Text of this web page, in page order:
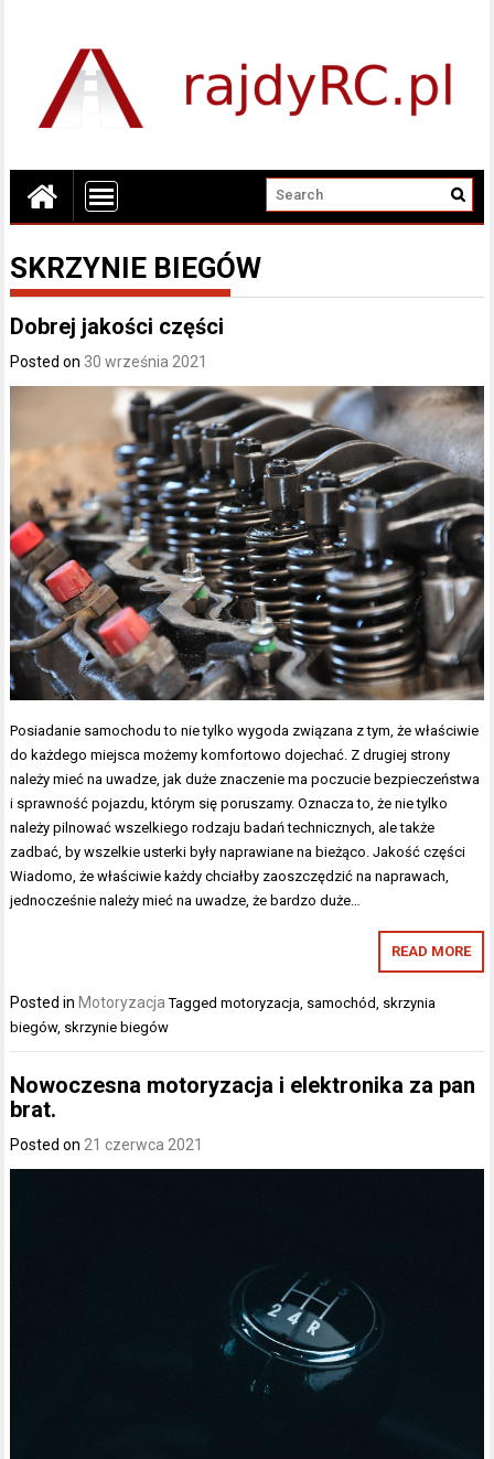
SKRZYNIE BIEGÓW
Dobrej jakości części
Posted on 30 września 2021
Posiadanie samochodu to nie tylko wygoda związana z tym, że właściwie
do każdego miejsca możemy komfortowo dojechać. Z drugiej strony
należy mieć na uwadze, jak duże znaczenie ma poczucie bezpieczeństwa
i sprawność pojazdu, którym się poruszamy. Oznacza to, że nie tylko
należy pilnować wszelkiego rodzaju badań technicznych, ale także
zadbać, by wszelkie usterki były naprawiane na bieżąco. Jakość części
Wiadomo, że właściwie każdy chciałby zaoszczędzić na naprawach,
jednocześnie należy mieć na uwadze, że bardzo duże…
READ MORE
Posted in Motoryzacja Taggedmotoryzacja samochód skrzynia
biegów, skrzynie biegów
Nowoczesna motoryzacja i elektronika za pan
brat.
Posted on21 czerwca 2021